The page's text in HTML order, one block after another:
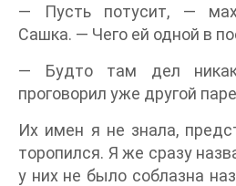
— Пусть потусит, —
Сашка. — Чего ей одной в
— Будто там дел
проговорил уже другой
Их имен я не знала,
торопился. Я же сразу
у них не было соблазна